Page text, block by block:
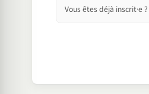
Vous êtes déjà inscrit·e ?